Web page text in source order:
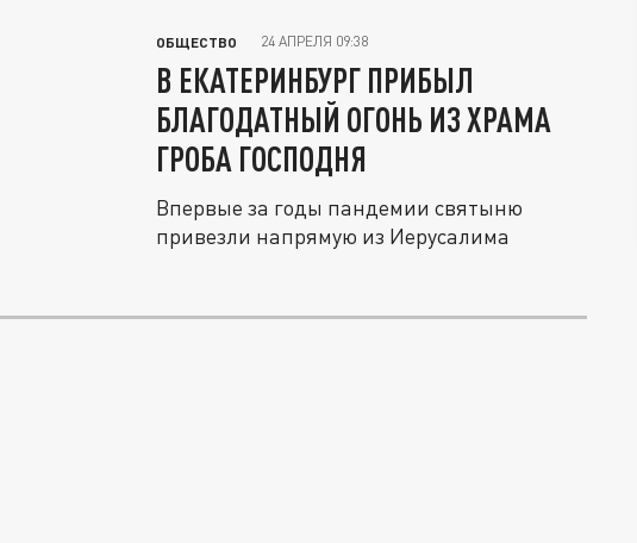
ОБЩЕСТВО 24 АПРЕЛЯ 09:38
В ЕКАТЕРИНБУРГ ПРИБЫЛ
БЛАГОДАТНЫЙ ОГОНЬ ИЗ ХРАМА
ГРОБА ГОСПОДНЯ
Впервые за годы пандемии святыню
привезли напрямую из Иерусалима